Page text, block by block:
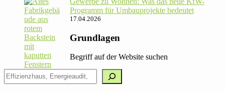
Pro­gramm für Umbau­pro­jekte bedeutet
17.04.2026
Grundlagen
Begriff auf der Website suchen